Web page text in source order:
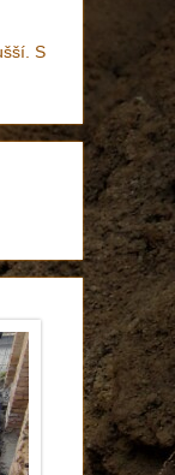
S